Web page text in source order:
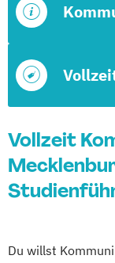
Vollzeit
Du willst